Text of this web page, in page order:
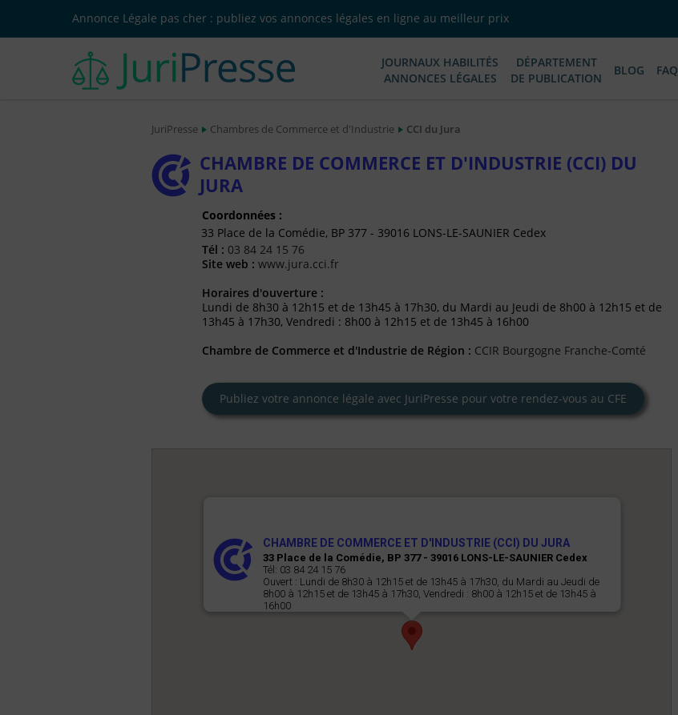
Annonce Légale pas cher : publiez vos annonces légales en ligne au meilleur prix
JOURNAUX HABILITÉS
ANNONCES LÉGALES
DÉPARTEMENT
DE PUBLICATION
BLOG FAQ
JuriPresse Chambres de Commerce et d'Industrie CCI du Jura
CHAMBRE DE COMMERCE ET D'INDUSTRIE (CCI) DU
JURA
Coordonnées :
33 Place de la Comédie, BP 377 - 39016 LONS-LE-SAUNIER Cedex
Tél : 03 84 24 15 76
Site web : www.jura.cci.fr
Horaires d'ouverture :
Lundi de 8h30 à 12h15 et de 13h45 à 17h30, du Mardi au Jeudi de 8h00 à 12h15 et de
13h45 à 17h30, Vendredi : 8h00 à 12h15 et de 13h45 à 16h00
Chambre de Commerce et d'Industrie de Région : CCIR Bourgogne Franche-Comté
Publiez votre annonce légale avec JuriPresse pour votre rendez-vous au CFE
CHAMBRE DE COMMERCE ET D'INDUSTRIE (CCI) DU JURA
33 Place de la Comédie, BP 377 - 39016 LONS-LE-SAUNIER Cedex
Tél: 03 84 24 15 76
Ouvert : Lundi de 8h30 à 12h15 et de 13h45 à 17h30, du Mardi au Jeudi de
8h00 à 12h15 et de 13h45 à 17h30, Vendredi : 8h00 à 12h15 et de 13h45 à
16h00